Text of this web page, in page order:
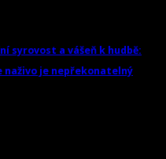
syrovost a vášeň k hudbě:
naživo je nepřekonatelný